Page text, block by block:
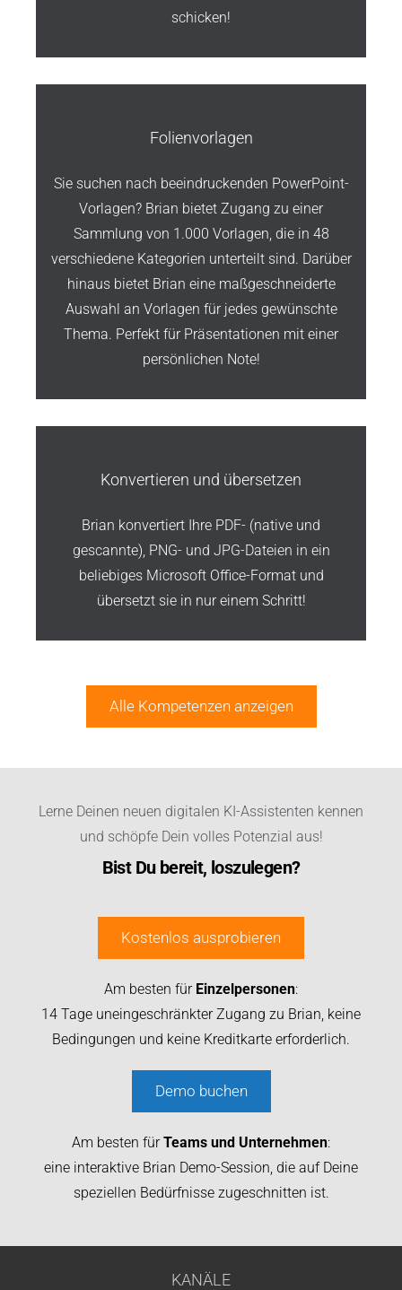
schicken!
Folienvorlagen
Sie suchen nach beeindruckenden PowerPoint-
Vorlagen? Brian bietet Zugang zu einer
Sammlung von 1.000 Vorlagen, die in 48
verschiedene Kategorien unterteilt sind. Darüber
hinaus bietet Brian eine maßgeschneiderte
Auswahl an Vorlagen für jedes gewünschte
Thema. Perfekt für Präsentationen mit einer
persönlichen Note!
Konvertieren und übersetzen
Brian konvertiert Ihre PDF- (native und
gescannte), PNG- und JPG-Dateien in ein
beliebiges Microsoft Office-Format und
übersetzt sie in nur einem Schritt!
Alle Kompetenzen anzeigen
Lerne Deinen neuen digitalen KI-Assistenten kennen
und schöpfe Dein volles Potenzial aus!
Bist Du bereit, loszulegen?
Kostenlos ausprobieren
Am besten für Einzelpersonen:
14 Tage uneingeschränkter Zugang zu Brian, keine
Bedingungen und keine Kreditkarte erforderlich.
Demo buchen
Am besten fürTeams und Unternehmen:
eine interaktive Brian Demo-Session, die auf Deine
speziellen Bedürfnisse zugeschnitten ist.
KANÄLE